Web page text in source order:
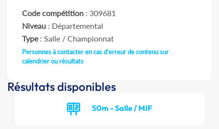
Code compétition : 309681
Niveau : Départemental
Type: Salle / Championnat
Personnes à contacter en cas d'erreur de contenu sur
calendrier ou résultats
Résultats disponibles
50m - Salle / MIF